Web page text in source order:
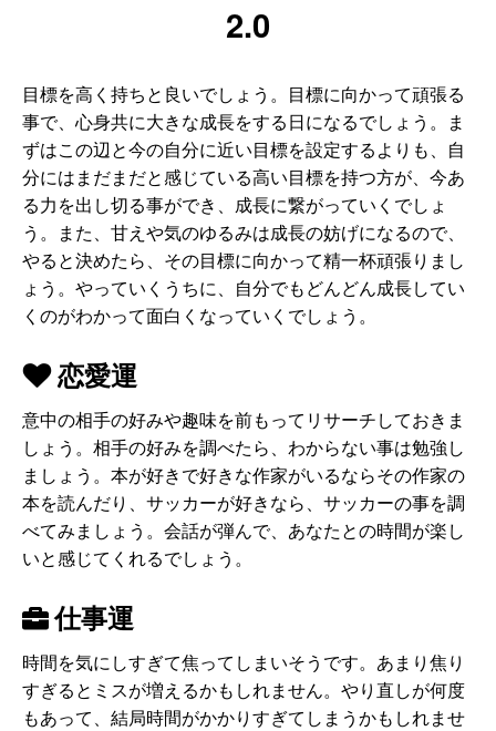
2.0
目標を高く持ちと良いでしょう。目標に向かって頑張る
事で、心身共に大きな成長をする日になるでしょう。ま
ずはこの辺と今の自分に近い目標を設定するよりも、自
分にはまだまだと感じている高い目標を持つ方が、今あ
る力を出し切る事ができ、成長に繋がっていくでしょ
う。また、甘えや気のゆるみは成長の妨げになるので、
やると決めたら、その目標に向かって精一杯頑張りまし
ょう。やっていくうちに、自分でもどんどん成長してい
くのがわかって面白くなっていくでしょう。
恋愛運
意中の相手の好みや趣味を前もってリサーチしておきま
しょう。相手の好みを調べたら、わからない事は勉強し
ましょう。本が好きで好きな作家がいるならその作家の
本を読んだり、サッカーが好きなら、サッカーの事を調
べてみましょう。会話が弾んで、あなたとの時間が楽し
いと感じてくれるでしょう。
仕事運
時間を気にしすぎて焦ってしまいそうです。あまり焦り
すぎるとミスが増えるかもしれません。やり直しが何度
もあって、結局時間がかかりすぎてしまうかもしれませ